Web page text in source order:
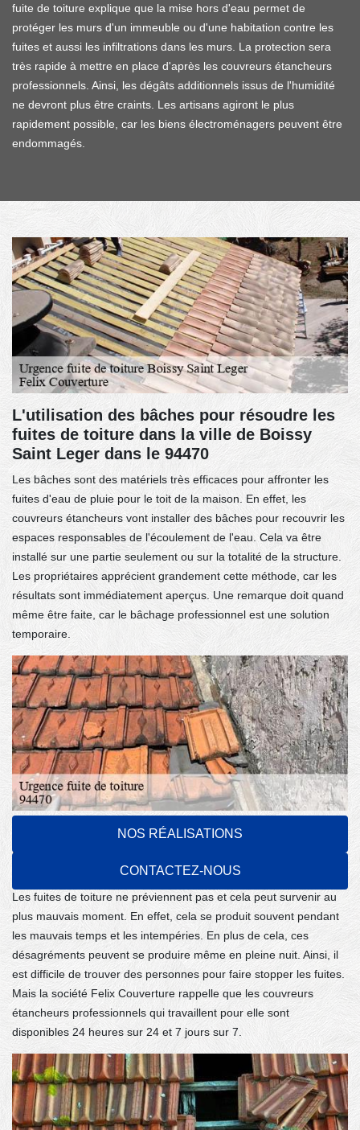
NOS RÉALISATIONS
CONTACTEZ-NOUS
fuite de toiture explique que la mise hors d'eau permet de
protéger les murs d'un immeuble ou d'une habitation contre les
fuites et aussi les infiltrations dans les murs. La protection sera
très rapide à mettre en place d'après les couvreurs étancheurs
professionnels. Ainsi, les dégâts additionnels issus de l'humidité
ne devront plus être craints. Les artisans agiront le plus
rapidement possible, car les biens électroménagers peuvent être
endommagés.
L'utilisation des bâches pour résoudre les
fuites de toiture dans la ville de Boissy
Saint Leger dans le 94470
Les bâches sont des matériels très efficaces pour affronter les
fuites d'eau de pluie pour le toit de la maison. En effet, les
couvreurs étancheurs vont installer des bâches pour recouvrir les
espaces responsables de l'écoulement de l'eau. Cela va être
installé sur une partie seulement ou sur la totalité de la structure.
Les propriétaires apprécient grandement cette méthode, car les
résultats sont immédiatement aperçus. Une remarque doit quand
même être faite, car le bâchage professionnel est une solution
temporaire.
Vers qui peuvent se tourner les
propriétaires en cas d'urgence de fuite de
toiture dans la ville de Boissy Saint Leger
Les fuites de toiture ne préviennent pas et cela peut survenir au
plus mauvais moment. En effet, cela se produit souvent pendant
les mauvais temps et les intempéries. En plus de cela, ces
désagréments peuvent se produire même en pleine nuit. Ainsi, il
est difficile de trouver des personnes pour faire stopper les fuites.
Mais la société Felix Couverture rappelle que les couvreurs
étancheurs professionnels qui travaillent pour elle sont
disponibles 24 heures sur 24 et 7 jours sur 7.